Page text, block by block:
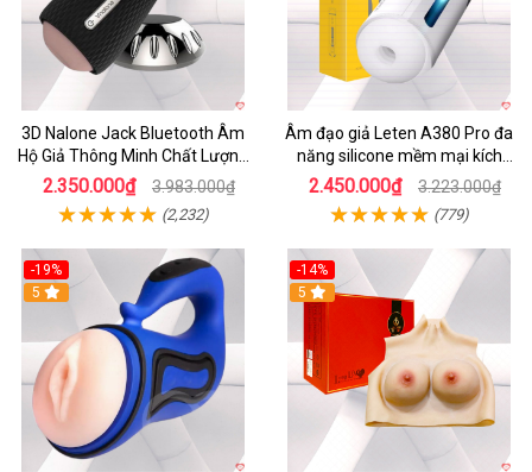
3D Nalone Jack Bluetooth Âm
Hộ Giả Thông Minh Chất Lượng
Cao
2.350.000₫ 3.983.000₫
(2,232)
Âm đạo giả Leten A380 Pro đa
năng silicone mềm mại kích
thích mạnh mẽ
2.450.000₫ 3.223.000₫
(779)
-19%
5
-14%
5